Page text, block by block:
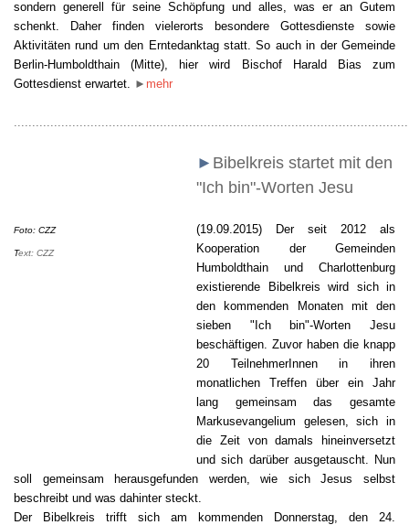
sondern generell für seine Schöpfung und alles, was er an Gutem
schenkt. Daher finden vielerorts besondere Gottesdienste sowie
Aktivitäten rund um den Erntedanktag statt. So auch in der Gemeinde
Berlin-Humboldthain (Mitte), hier wird Bischof Harald Bias zum
Gottesdienst erwartet. ► mehr
Foto: CZZ
Text: CZZ
► Bibelkreis startet mit den
"Ich bin"-Worten Jesu
(19.09.2015) Der seit 2012 als
Kooperation der Gemeinden
Humboldthain und Charlottenburg
existierende Bibelkreis wird sich in
den kommenden Monaten mit den
sieben "Ich bin"-Worten Jesu
beschäftigen. Zuvor haben die knapp
20 TeilnehmerInnen in ihren
monatlichen Treffen über ein Jahr
lang gemeinsamdas gesamte
Markusevangelium gelesen, sich in
die Zeit von damals hineinversetzt
und sich darüber ausgetauscht. Nun
soll gemeinsam herausgefunden werden, wie sich Jesus selbst
beschreibt und was dahinter steckt.
Der Bibelkreis trifft sich am kommenden Donnerstag, den 24.